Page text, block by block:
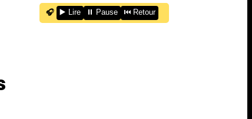
🎧 ▶️ Lire ⏸️ Pause ⏮️ Retour